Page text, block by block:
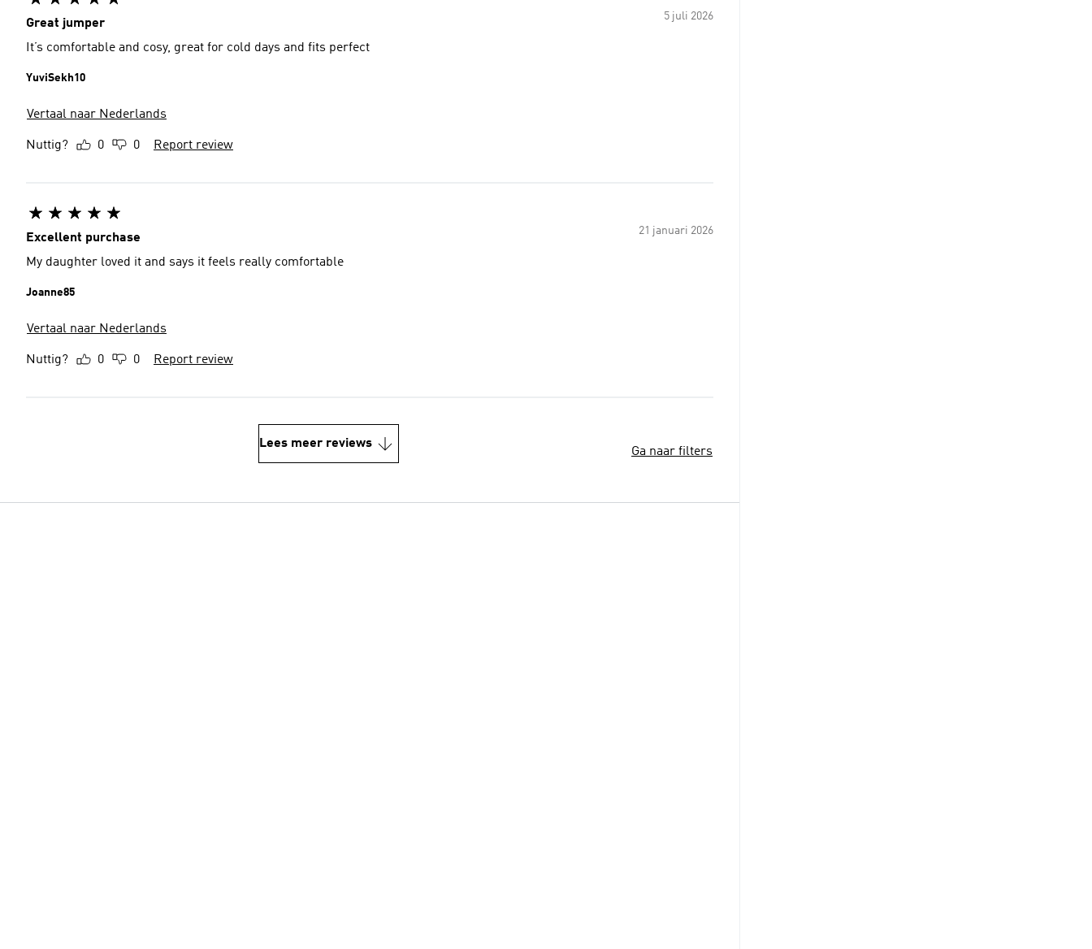
5 juli 2026
Great jumper
It’s comfortable and cosy, great for cold days and fits perfect
YuviSekh10
Vertaal naar Nederlands
Nuttig? 0 0 Report review
21 januari 2026
Excellent purchase
My daughter loved it and says it feels really comfortable
Joanne85
Vertaal naar Nederlands
Nuttig? 0 0 Report review
Lees meer reviews
Ga naar filters